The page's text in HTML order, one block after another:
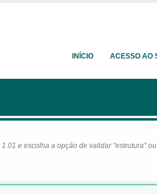
INÍCIO ACESSO AO
e escolha a opção de validar "estrutura"